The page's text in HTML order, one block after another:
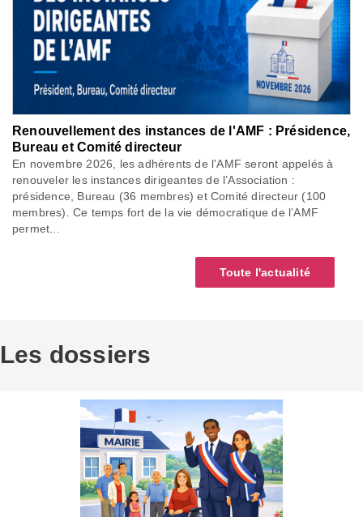
Renouvellement des instances de l'AMF : Présidence,
Bureau et Comité directeur
En novembre 2026, les adhérents de l'AMF seront appelés à
renouveler les instances dirigeantes de l’Association :
présidence, Bureau (36 membres) et Comité directeur (100
membres). Ce temps fort de la vie démocratique de l’AMF
permet...
Toute l'actualité
Les dossiers